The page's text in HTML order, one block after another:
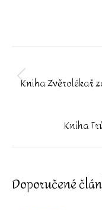
Post
navigation
Kniha Zvěrolékař
Kniha
Doporučené